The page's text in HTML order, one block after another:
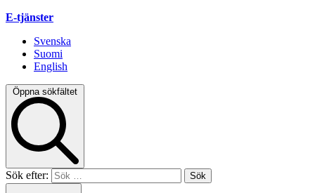
E-tjänster
Svenska
Suomi
English
Öppna sökfältet
Sök efter: